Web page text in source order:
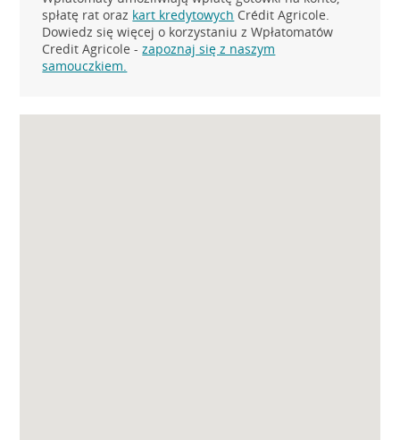
spłatę rat oraz kart kredytowych Crédit Agricole.
Dowiedz się więcej o korzystaniu z Wpłatomatów
Credit Agricole -zapoznaj się z naszym
samouczkiem.